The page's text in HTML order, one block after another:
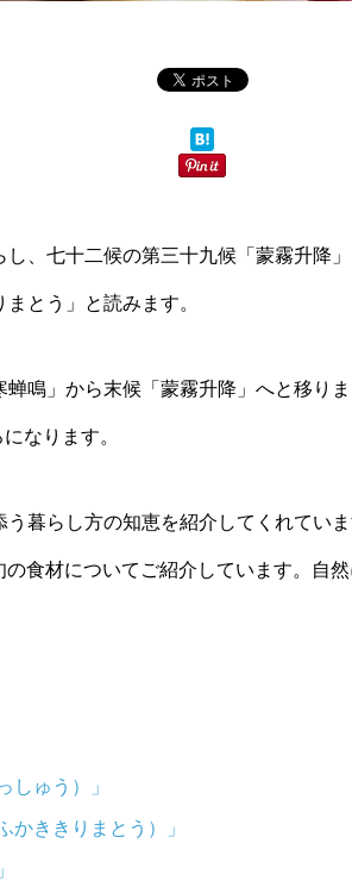
、七十二候の第三十九候「蒙霧升降」
とう」と読みます。
鳴」から末候「蒙霧升降」へと移りま
なります。
暮らし方の知恵を紹介してくれていま
食材についてご紹介しています。自
しゅう）」
かききりまとう）」